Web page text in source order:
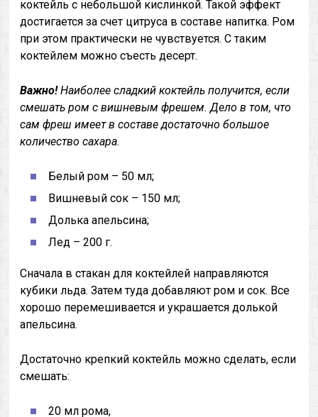
коктейль с небольшой кислинкой. Такой эффект
достигается за счет цитруса в составе напитка. Ром
при этом практически не чувствуется. С таким
коктейлем можно съесть десерт.
Важно!Наиболее сладкий коктейль получится, если
смешать ром с вишневым фрешем. Дело в том, что
сам фреш имеет в составе достаточно большое
количество сахара.
Белый ром – 50 мл;
Вишневый сок – 150 мл;
Долька апельсина;
Лед – 200 г.
Сначала в стакан для коктейлей направляются
кубики льда. Затем туда добавляют ром и сок. Все
хорошо перемешивается и украшается долькой
апельсина.
Достаточно крепкий коктейль можно сделать, если
смешать:
20 мл рома,